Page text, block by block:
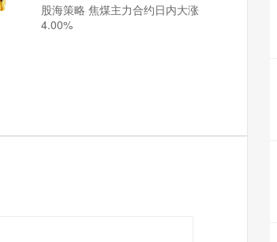
股海策略 焦煤主力合约日内大涨
4.00%